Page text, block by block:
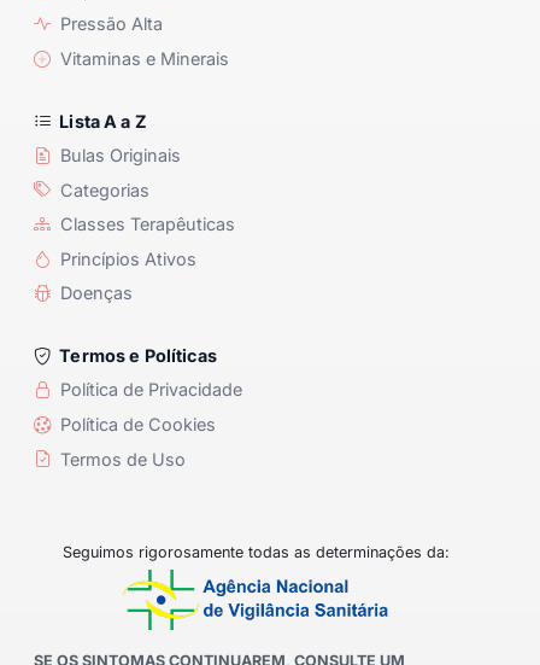
Pressão Alta
Vitaminas e Minerais
Lista A a Z
Bulas Originais
Categorias
Classes Terapêuticas
Princípios Ativos
Doenças
Termos e Políticas
Política de Privacidade
Política de Cookies
Termos de Uso
Seguimos rigorosamente todas as determinações da:
SE OS SINTOMAS CONTINUAREM, CONSULTE UM